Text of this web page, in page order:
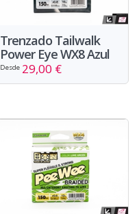
Trenzado Tailwalk
Power Eye WX8 Azul
Desde 29,00 €